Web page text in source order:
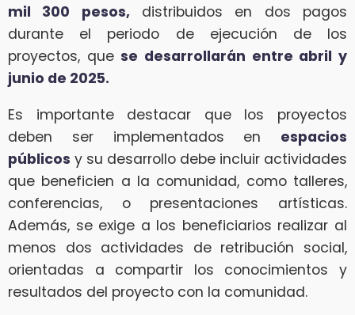
mil 300 pesos,distribuidos en dos pagos
durante el periodo de ejecución de los
proyectos, quese desarrollarán entre abril y
junio de 2025.
Es importante destacar que los proyectos
deben ser implementados en espacios
públicos y su desarrollo debe incluir actividades
que beneficien a la comunidad, como talleres,
conferencias, o presentaciones artísticas.
Además, se exige a los beneficiarios realizar al
menos dos actividades de retribución social,
orientadas a compartir los conocimientos y
resultados del proyecto con la comunidad.